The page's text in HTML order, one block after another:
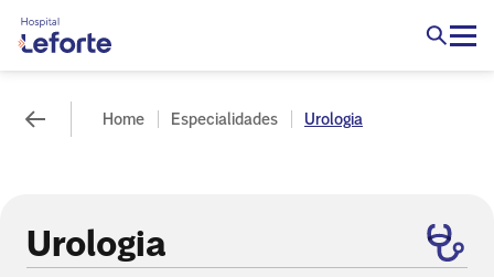
Home Especialidades Urologia
Urologia